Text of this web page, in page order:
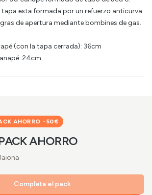
esta formada por un refuerzo anticurva.
de apertura mediante bombines de gas.
(con la tapa cerrada): 36cm
24cm
AHORRO − 50€
AHORRO
Completa el pack